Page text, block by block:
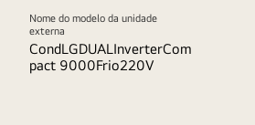
Nome do modelo da unidade
externa
CondLGDUALInverterCom
pact 9000Frio220V